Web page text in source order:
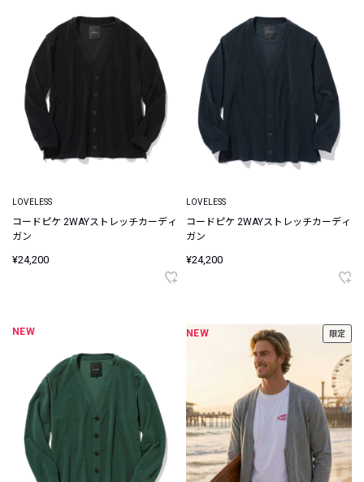
LOVELESS
コードピケ 2WAYストレッチカーディ
ガン
¥24,200
LOVELESS
コードピケ 2WAYストレッチカーディ
ガン
¥24,200
NEW NEW 限定